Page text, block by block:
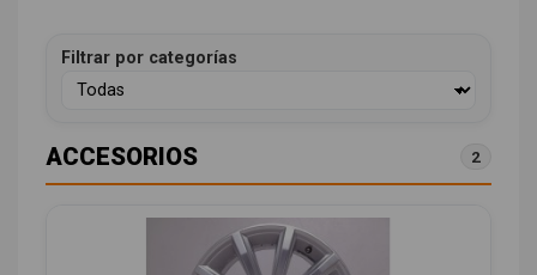
Filtrar por categorías
ACCESORIOS 2